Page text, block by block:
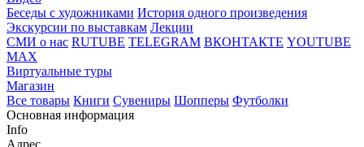
Беседы с художниками История одного произведения
Экскурсии по выставкам Лекции
СМИ о нас RUTUBE TELEGRAM ВКОНТАКТЕ YOUTUBE
MAX
Виртуальные туры
Магазин
Все товары Книги Сувениры Шопперы Футболки
Основная информация
Info
Адрес